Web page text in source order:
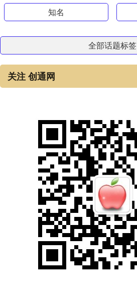
知名
全部话题标签
关注 创通网